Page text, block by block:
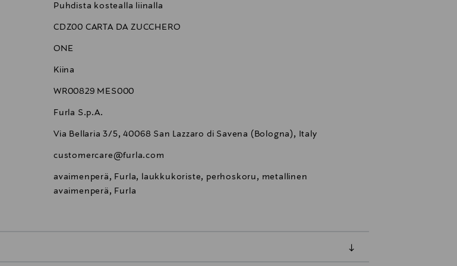
Puhdista kostealla liinalla
CDZ00 CARTA DA ZUCCHERO
ONE
Kiina
WR00829 MES000
Furla S.p.A.
Via Bellaria 3/5, 40068 San Lazzaro di Savena (Bologna), Italy
customercare@furla.com
avaimenperä, Furla, laukkukoriste, perhoskoru, metallinen
avaimenperä, Furla